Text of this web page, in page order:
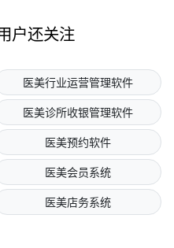
户还关注
医美行业运营管理软件
医美诊所收银管理软件
医美预约软件
医美会员系统
医美店务系统